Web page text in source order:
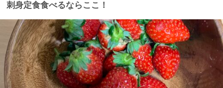
刺身定食食べるならここ！